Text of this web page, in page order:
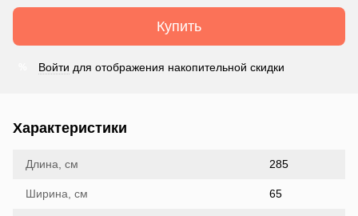
Купить
Войти для отображения накопительной скидки
Характеристики
Длина, см 285
Ширина, см 65